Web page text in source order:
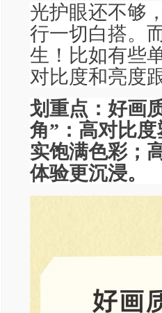
光护眼还不够
行一切白搭。
生！比如有些
对比度和亮度
划重点：好画
角”：高对比
实饱满色彩；
体验更沉浸。